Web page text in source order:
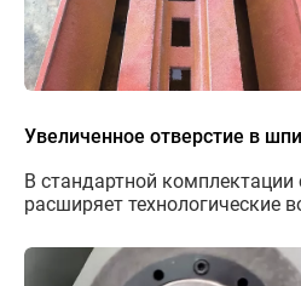
Увеличенное отверстие в
В стандартной
расширяет технологические